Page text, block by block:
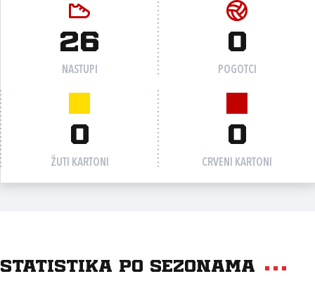
26
NASTUPI
0
POGOTCI
0
ŽUTI KARTONI
0
CRVENI KARTONI
Statistika po sezonama